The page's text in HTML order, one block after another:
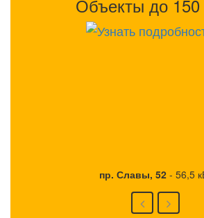
Объекты до 150
пр. Славы, 52- 56,5